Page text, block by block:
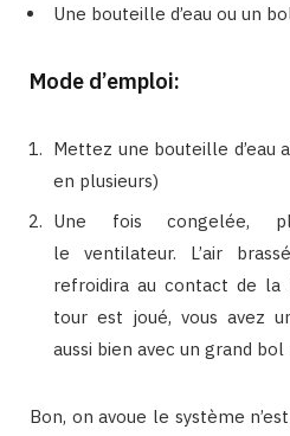
Une bouteille d’eau ou un
Mode d’emploi:
Mettez une bouteille d’eau
en plusieurs)
Une fois congelée,
le ventilateur. L’air
refroidira au contact de
tour est joué, vous avez
aussi bien avec un grand
Bon, on avoue le système